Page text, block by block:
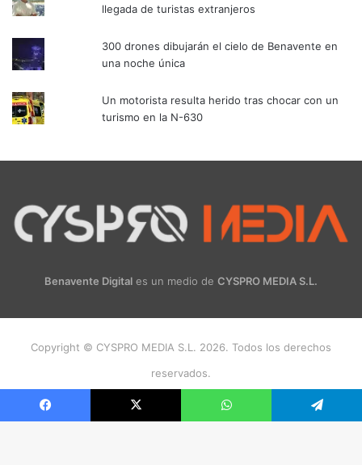
llegada de turistas extranjeros
300 drones dibujarán el cielo de Benavente en
una noche única
Un motorista resulta herido tras chocar con un
turismo en la N-630
Benavente Digital es un medio de CYSPRO MEDIA S.L.
Copyright © CYSPRO MEDIA S.L. 2026. Todos los derechos
reservados.
Instagram
Facebook X WhatsApp Telegram